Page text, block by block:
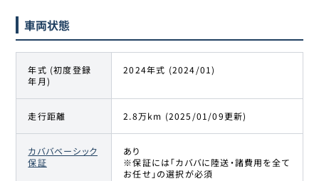
車両状態
年式 (初度登録
年月)
2024年式 (2024/01)
走行距離 2.8万km (2025/01/09更新)
カババベーシック
保証
あり
※保証には「カババに陸送・諸費用を全て
お任せ」の選択が必須